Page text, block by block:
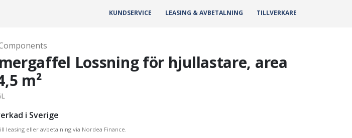
KUNDSERVICE LEASING & AVBETALNING TILLVERKARE
Lossning för hjullastare, area
m²
i Sverige
leasing eller avbetalning via Nordea Finance.